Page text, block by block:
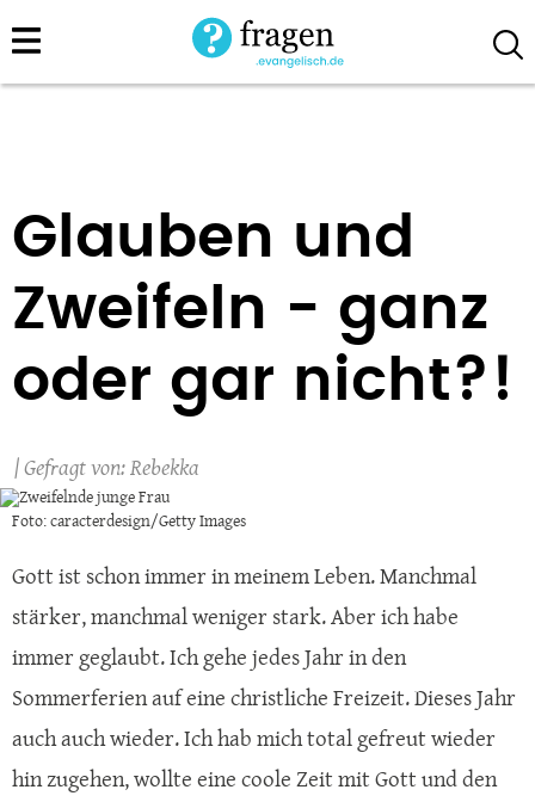
Direkt
zum
Glauben und
Zweifeln - ganz
oder gar nicht?!
Rebekka
Foto: caracterdesign/Getty Images
Gott ist schon immer in meinem Leben. Manchmal
stärker, manchmal weniger stark. Aber ich habe
immer geglaubt. Ich gehe jedes Jahr in den
Sommerferien auf eine christliche Freizeit. Dieses Jahr
auch auch wieder. Ich hab mich total gefreut wieder
hin zugehen, wollte eine coole Zeit mit Gott und den